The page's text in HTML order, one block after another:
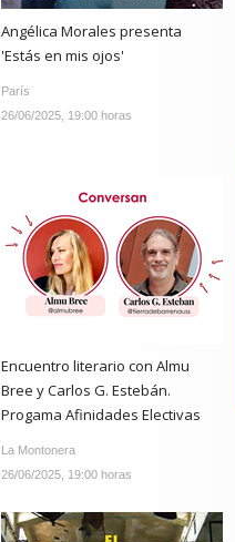
Angélica Morales presenta
'Estás en mis ojos'
París
26/06/2025, 19:00 horas
Encuentro literario con Almu
Bree y Carlos G. Estebán.
Progama Afinidades Electivas
La Montonera
26/06/2025, 19:00 horas